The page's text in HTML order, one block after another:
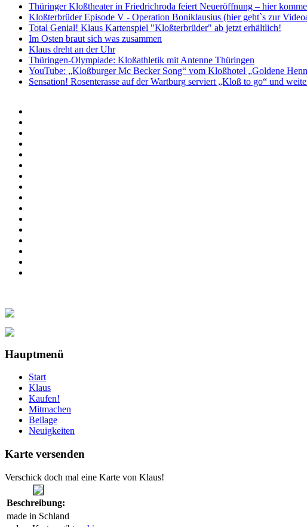
Thüringer Kloßtheater in Friedrichroda feiert Neueröffnung – hier
Kloßterbrüder Episode V - Operation Boniklausius (hier geht`s zur
Total Genial! Klaus Kartenspiel "Kloßterbrüder" ab jetzt erhältlich!
Im Osten braut sich was zusammen
Klaus dreht an der Uhr
Thüringen-Olympiade: Kloßathletik mit Antenne Thüringen
YouTube: „Kloßburger Mc Becker Song“ vom Kloßhotel „Goldene
Sensation! Rosenterasse auf der Wartburg serviert „Kloß to go“ und
Hauptmenü
Start
Klaus
Kaufen!
Mitmachen
Beilage
Neuigkeiten
Karte versenden
Verschick doch mal eine Karte von Klaus!
Beschreibung:
made in Schland